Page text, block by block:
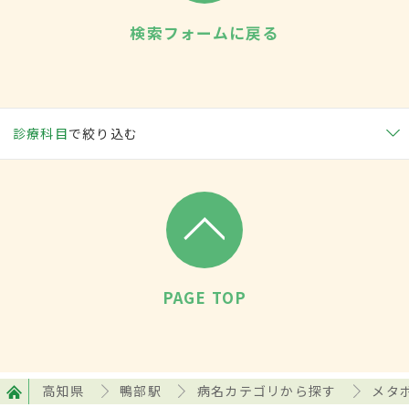
検索フォームに戻る
診療科目で絞り込む
PAGE TOP
高知県 鴨部駅 病名カテゴリから探す メタ